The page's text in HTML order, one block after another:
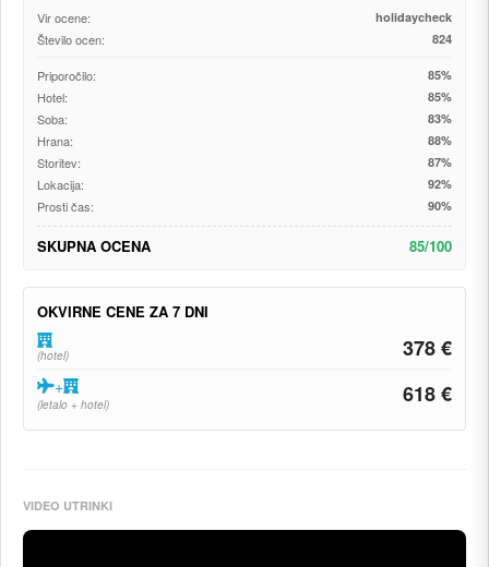
Vir ocene: holidaycheck
Število ocen: 824
Priporočilo: 85%
Hotel: 85%
Soba: 83%
Hrana: 88%
Storitev: 87%
Lokacija: 92%
Prosti čas: 90%
SKUPNA OCENA 85/100
OKVIRNE CENE ZA 7 DNI
(hotel) 378 €
+
(letalo + hotel) 618 €
VIDEO UTRINKI